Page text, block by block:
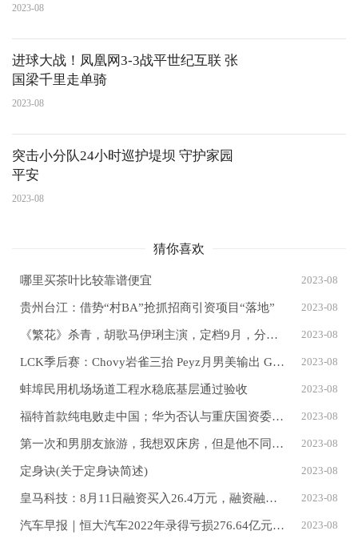
2023-08
进球大战！凤凰网3-3战平世纪互联 张
国梁千里走单骑
2023-08
突击小分队24小时巡护堤坝 守护家园
平安
2023-08
猜你喜欢
哪里买茶叶比较靠谱便宜 2023-08
贵州台江：借势“村BA”抢抓招商引资项目“落地” 2023-08
《繁花》杀青，胡歌马伊琍主演，定档9月，分普通话和上海话版本 2023-08
LCK季后赛：Chovy岩雀三抬 Peyz月男美输出 GEN先下一城 2023-08
蚌埠民用机场场道工程水稳底基层通过验收 2023-08
福特首款纯电败走中国；华为否认与重庆国资委接洽；小米大模型首次被曝光｜Do早报 2023-08
第一次和男朋友旅游，我想双床房，但是他不同意，我该怎么说? 上次五一旅行我... 2023-08
定身诀(关于定身诀简述) 2023-08
皇马科技：8月11日融资买入26.4万元，融资融券余额6037.76万元 2023-08
汽车早报｜恒大汽车2022年录得亏损276.64亿元 长安福特拟与长安汽车设立新能源合营公司 2023-08